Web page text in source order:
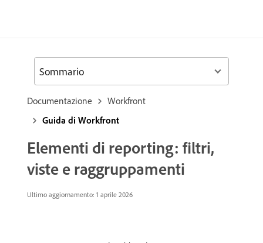
Documentazione
Workfront
Guida di Workfront
Elementi di reporting: filtri,
viste e raggruppamenti
Ultimo aggiornamento: 1 aprile 2026
Sommario